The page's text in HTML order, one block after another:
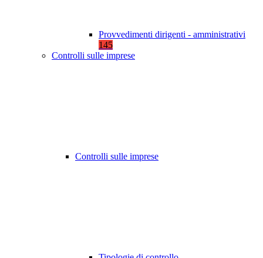
Provvedimenti dirigenti - amministrativi
145
Controlli sulle imprese
Controlli sulle imprese